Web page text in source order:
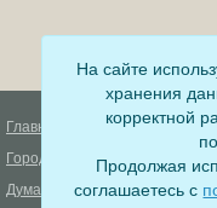
Главная
Город
Дума
На сайте
хранения
корректной
Продолжая
соглашаетесь с